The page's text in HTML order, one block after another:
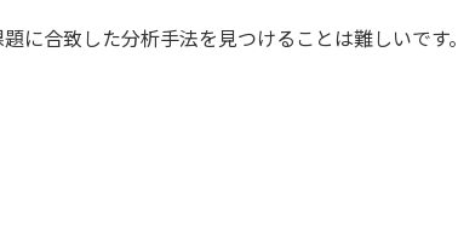
に合致した分析手法を見つけることは難しいです。